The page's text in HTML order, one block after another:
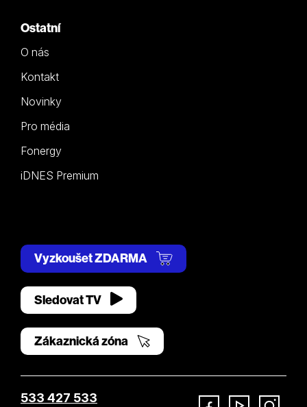
Ostatní
O nás
Kontakt
Novinky
Pro média
Fonergy
iDNES Premium
Vyzkoušet ZDARMA
Sledovat TV
Zákaznická zóna
533 427 533